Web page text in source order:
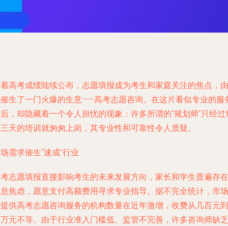
高考成绩陆续公布，志愿填报成为考生和家庭关注的焦点，由
生了一门火爆的生意——高考志愿咨询。在这片看似专业的服
，却隐藏着一个令人担忧的现象：许多所谓的“规划师”只经过
天的培训就匆匆上岗，其专业性和可靠性令人质疑。
需求催生“速成”行业
志愿填报直接影响考生的未来发展方向，家长和学生普遍存在
焦虑，愿意支付高额费用寻求专业指导。据不完全统计，市场
供高考志愿咨询服务的机构数量在近年激增，收费从几百元到
元不等。由于行业准入门槛低、监管不完善，许多咨询师缺乏